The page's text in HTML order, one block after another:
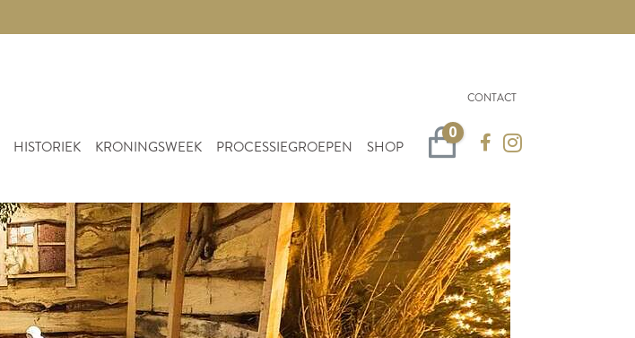
CONTACT
HISTORIEK KRONINGSWEEK PROCESSIEGROEPEN SHOP Winkelwagen
0